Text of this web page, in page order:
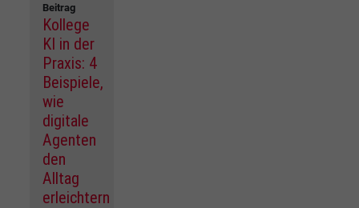
Beitrag
Kollege
KI in der
Praxis: 4
Beispiele,
wie
digitale
Agenten
den
Alltag
erleichtern